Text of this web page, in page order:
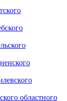
областного